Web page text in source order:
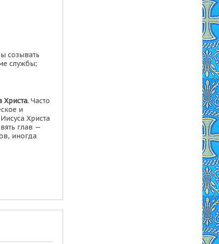
созывать
службы;
Христа. Часто
и
Христа
глав —
иногда